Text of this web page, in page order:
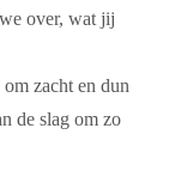
over, wat jij
zacht en dun
de slag om zo